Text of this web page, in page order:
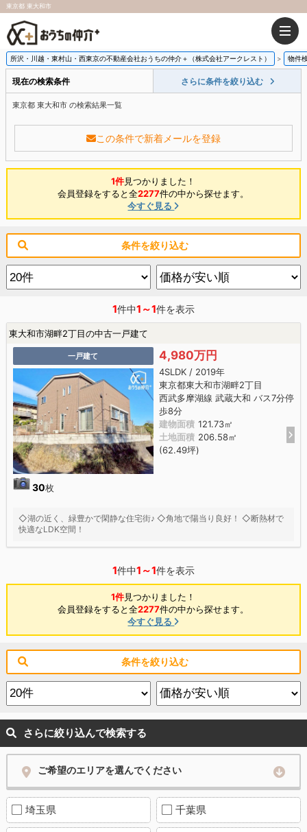
東京都 東大和市
所沢・川越・東村山・西東京の不動産会社おうちの仲介＋（株式会社アークレスト） 物件
現在の検索条件 さらに条件を絞り込む
東京都 東大和市 の検索結果一覧
この条件で新着メールを登録
1件見つかりました！
会員登録をすると全2277件の中から探せます。
今すぐ見る
条件を絞り込む
1件中1～1件を表示
東大和市湖畔2丁目の中古一戸建て
一戸建て
30枚
4,980万円
4SLDK / 2019年
東京都東大和市湖畔2丁目
西武多摩湖線 武蔵大和 バス7分停
歩8分
建物面積 121.73㎡
土地面積 206.58㎡
(62.49坪)
◇湖の近く、緑豊かで閑静な住宅街♪ ◇角地で陽当り良好！ ◇断熱材で
快適なLDK空間！
1件中1～1件を表示
1件見つかりました！
会員登録をすると全2277件の中から探せます。
今すぐ見る
条件を絞り込む
さらに絞り込んで検索する
ご希望のエリアを選んでください
埼玉県 千葉県